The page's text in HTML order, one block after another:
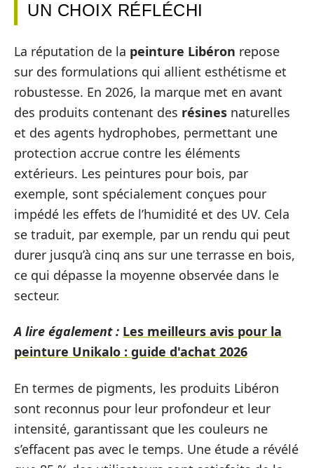
UN CHOIX RÉFLÉCHI
La réputation de la peinture Libéron repose
sur des formulations qui allient esthétisme et
robustesse. En 2026, la marque met en avant
des produits contenant des résines naturelles
et des agents hydrophobes, permettant une
protection accrue contre les éléments
extérieurs. Les peintures pour bois, par
exemple, sont spécialement conçues pour
impédé les effets de l’humidité et des UV. Cela
se traduit, par exemple, par un rendu qui peut
durer jusqu’à cinq ans sur une terrasse en bois,
ce qui dépasse la moyenne observée dans le
secteur.
A lire également : Les meilleurs avis pour la
peinture Unikalo : guide d'achat 2026
En termes de pigments, les produits Libéron
sont reconnus pour leur profondeur et leur
intensité, garantissant que les couleurs ne
s’effacent pas avec le temps. Une étude a révélé